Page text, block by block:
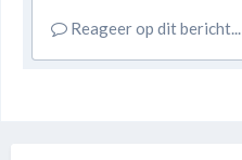
Reageer op dit bericht...